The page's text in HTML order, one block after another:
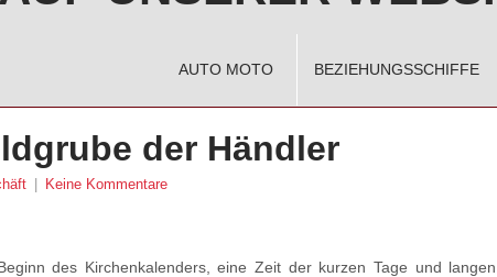
AUTO MOTO BEZIEHUNGSSCHIFFE
der Händler
Keine Kommentare
des Kirchenkalenders, eine Zeit der kurzen Tage und langen